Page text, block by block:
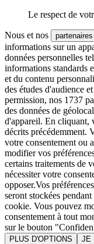
Le respect de
Nous et nos partenaires
informations sur un
données personnelles
informations standards
et du contenu
des études d'audience
permission, nos 1737
des données de
d'appareil. En cliquant,
décrits précédemment.
votre consentement ou
modifier vos
certains traitements de
nécessiter votre
opposer.Vos
seront stockées
cookie. Vous pouvez
consentement à tout
sur le bouton
PLUS D'OPTIONS JE